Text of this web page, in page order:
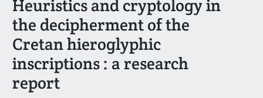
Heuristics and cryptology in
the decipherment of the
Cretan hieroglyphic
inscriptions : a research
report